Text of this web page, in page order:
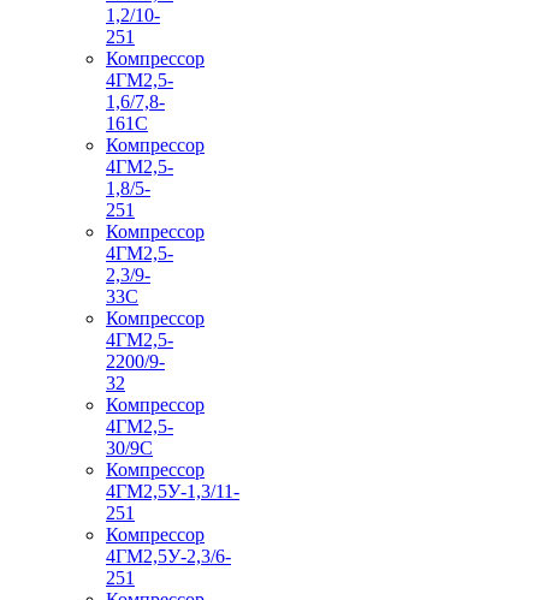
1,2/10-
251
Компрессор
4ГМ2,5-
1,6/7,8-
161С
Компрессор
4ГМ2,5-
1,8/5-
251
Компрессор
4ГМ2,5-
2,3/9-
33С
Компрессор
4ГМ2,5-
2200/9-
32
Компрессор
4ГМ2,5-
30/9С
Компрессор
4ГМ2,5У-1,3/11-
251
Компрессор
4ГМ2,5У-2,3/6-
251